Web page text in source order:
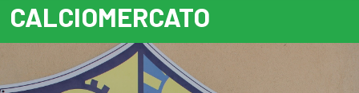
CALCIOMERCATO